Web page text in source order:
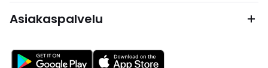
Asiakaspalvelu